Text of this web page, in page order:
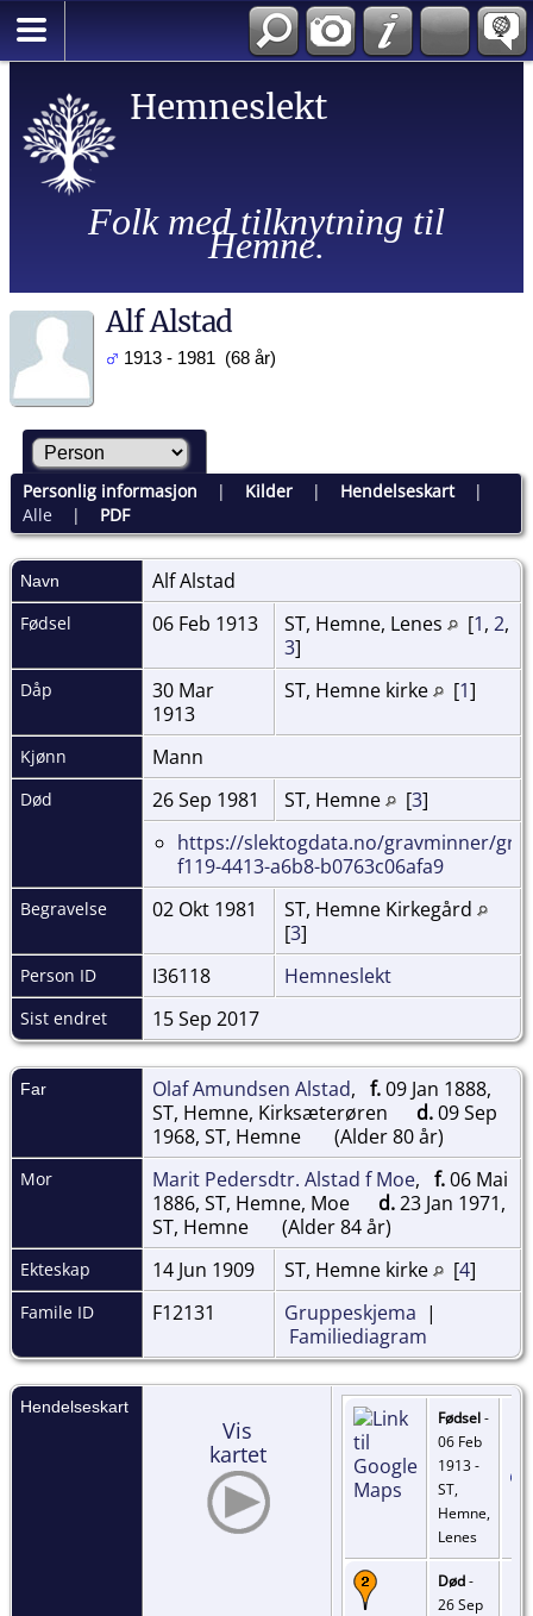
Hemneslekt
Folk med tilknytning til
Hemne.
Alf Alstad
1913 - 1981 (68 år)
Personlig informasjon | Kilder| Hendelseskart|
Alle| PDF
Navn AlfAlstad
Fødsel 06 Feb 1913 ST, Hemne, Lenes [1, 2,
3]
Dåp
30 Mar
1913
ST, Hemne kirke [1]
Kjønn Mann
Død 26 Sep 1981 ST, Hemne [3]
https://slektogdata.no/gravminner/
f119-4413-a6b8-b0763c06afa9
Begravelse 02 Okt 1981
ST, Hemne Kirkegård
[3]
Person ID I36118 Hemneslekt
Sist endret 15 Sep 2017
Far Olaf Amundsen Alstad, f.09 Jan 1888,
ST, Hemne, Kirksæterøren
d.09 Sep
1968, ST, Hemne
(Alder 80 år)
Mor Marit Pedersdtr. Alstad f Moe, f.06 Mai
1886, ST, Hemne, Moe
d.23 Jan 1971,
ST, Hemne
(Alder 84 år)
Ekteskap 14 Jun 1909 ST, Hemne kirke [4]
Famile ID F12131 Gruppeskjema |
Familiediagram
Hendelseskart
Vis
kartet
Fødsel-
06 Feb
1913 -
ST,
Hemne,
Lenes
Død-
26 Sep